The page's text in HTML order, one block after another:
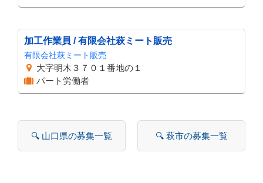
加工作業員 / 有限会社萩ミート販売
有限会社萩ミート販売
大字明木３７０１番地の１
パート労働者
🔍 山口県の募集一覧 🔍 萩市の募集一覧